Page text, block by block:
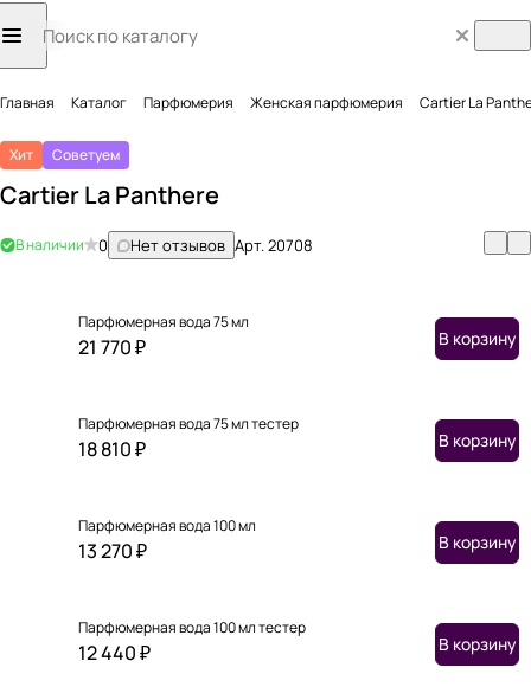
Главная Каталог Парфюмерия Женская парфюмерия Cartier La
Хит Советуем
Cartier La Panthere
В наличии 0 Нет отзывов Арт.20708
Парфюмерная вода 75 мл
21 770 ₽ В корзину
Парфюмерная вода 75 мл тестер
18 810 ₽ В корзину
Парфюмерная вода 100 мл
13 270 ₽ В корзину
Парфюмерная вода 100 мл тестер
12 440 ₽ В корзину